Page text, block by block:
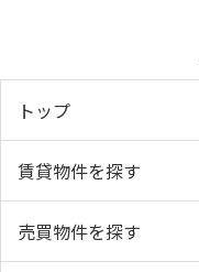
トップ
賃貸物件を探す
売買物件を探す